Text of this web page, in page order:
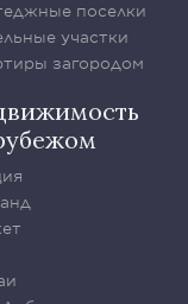
поселки
участки
загородом